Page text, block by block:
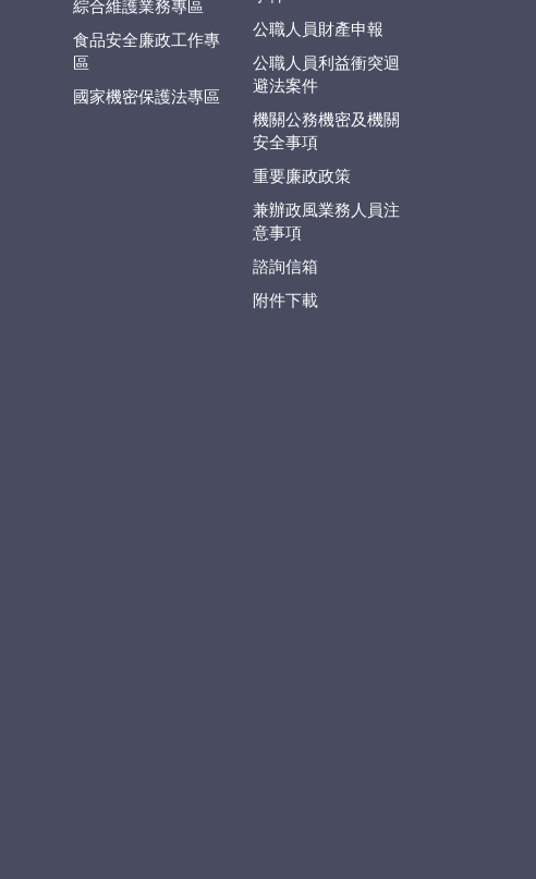
綜合維護業務專區
食品安全廉政工作專
區
國家機密保護法專區
公職人員財產申報
公職人員利益衝突迴
避法案件
機關公務機密及機關
安全事項
重要廉政政策
兼辦政風業務人員注
意事項
諮詢信箱
附件下載